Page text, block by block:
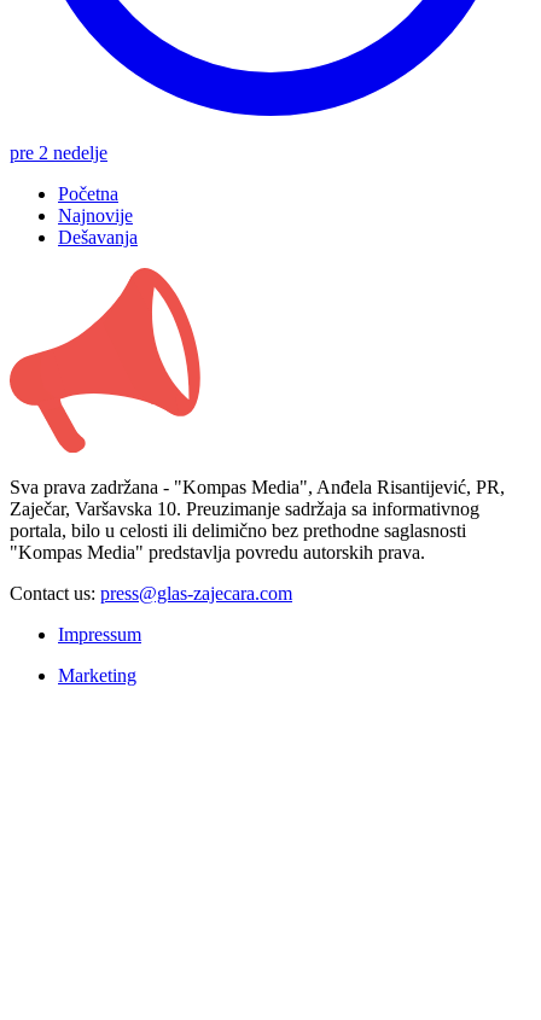
pre 2 nedelje
Početna
Najnovije
Dešavanja
Sva prava zadržana - "Kompas Media", Anđela Risantijević, PR,
Zaječar, Varšavska 10. Preuzimanje sadržaja sa informativnog
portala, bilo u celosti ili delimično bez prethodne saglasnosti
"Kompas Media" predstavlja povredu autorskih prava.
Contact us: press@glas-zajecara.com
Impressum
Marketing